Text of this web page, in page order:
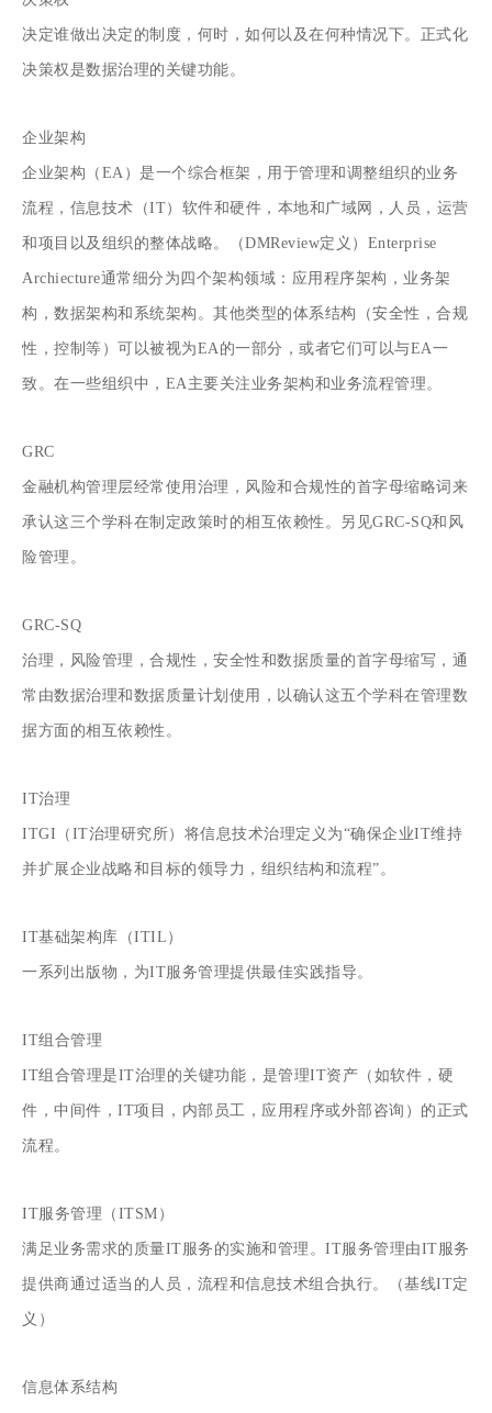
决定谁做出决定的制度，何时，如何以及在何种情况下。正式化
决策权是数据治理的关键功能。
企业架构
企业架构（EA）是一个综合框架，用于管理和调整组织的业务
流程，信息技术（IT）软件和硬件，本地和广域网，人员，运营
和项目以及组织的整体战略。（DMReview定义）Enterprise
Archiecture通常细分为四个架构领域：应用程序架构，业务架
构，数据架构和系统架构。其他类型的体系结构（安全性，合规
性，控制等）可以被视为EA的一部分，或者它们可以与EA一
致。在一些组织中，EA主要关注业务架构和业务流程管理。
GRC
金融机构管理层经常使用治理，风险和合规性的首字母缩略词来
承认这三个学科在制定政策时的相互依赖性。另见GRC-SQ和风
险管理。
GRC-SQ
治理，风险管理，合规性，安全性和数据质量的首字母缩写，通
常由数据治理和数据质量计划使用，以确认这五个学科在管理数
据方面的相互依赖性。
IT治理
ITGI（IT治理研究所）将信息技术治理定义为“确保企业IT维持
并扩展企业战略和目标的领导力，组织结构和流程”。
IT基础架构库（ITIL）
一系列出版物，为IT服务管理提供最佳实践指导。
IT组合管理
IT组合管理是IT治理的关键功能，是管理IT资产（如软件，硬
件，中间件，IT项目，内部员工，应用程序或外部咨询）的正式
流程。
IT服务管理（ITSM）
满足业务需求的质量IT服务的实施和管理。IT服务管理由IT服务
提供商通过适当的人员，流程和信息技术组合执行。（基线IT定
义）
信息体系结构